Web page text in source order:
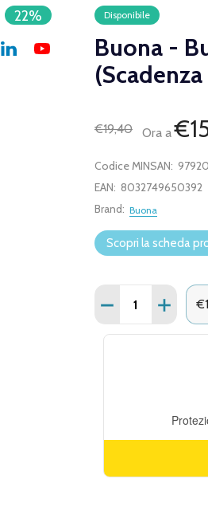
Disponibile
Buona -
€19,40
Ora a
22%
Codice MINSAN:
EAN: 8032749650392
Brand: Buona
Scopri la scheda
Quantità:
DIMINUISCI